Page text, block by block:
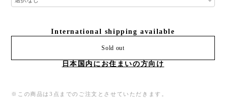
International shipping available
Sold out
日本国内にお住まいの方向け
※この商品は3点までのご注文とさせていただきます。